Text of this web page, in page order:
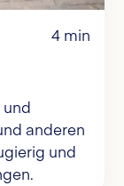
4 min
anderen
und